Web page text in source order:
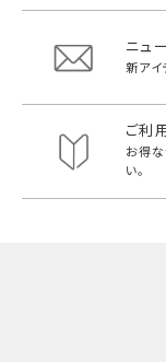
ニュ
新アイ
ご利
お得な
い。